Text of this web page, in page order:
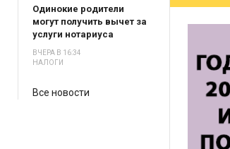
Одинокие родители
могут получить вычет за
услуги нотариуса
ВЧЕРА В 16:34
НАЛОГИ
Все новости